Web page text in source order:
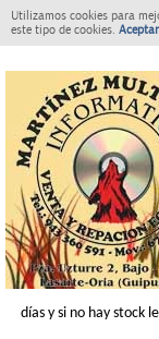
Utilizamos cookies para
este tipo de cookies. Aceptar
días y si no hay stock